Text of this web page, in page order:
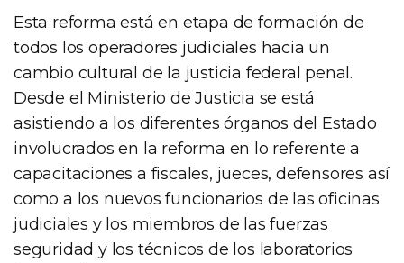
Esta reforma está en etapa de formación de
todos los operadores judiciales hacia un
cambio cultural de la justicia federal penal.
Desde el Ministerio de Justicia se está
asistiendo a los diferentes órganos del Estado
involucrados en la reforma en lo referente a
capacitaciones a fiscales, jueces, defensores así
como a los nuevos funcionarios de las oficinas
judiciales y los miembros de las fuerzas
seguridad y los técnicos de los laboratorios